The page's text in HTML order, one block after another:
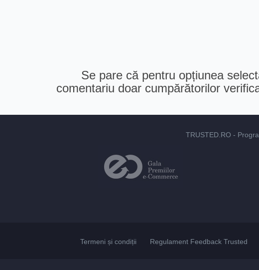
Se pare că pentru opțiunea
comentariu doar cumpărătorilor
TRUSTED.RO -
Termeni și condiții Regulament Feedback Trusted